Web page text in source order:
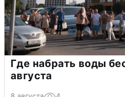
Где набрать воды
августа